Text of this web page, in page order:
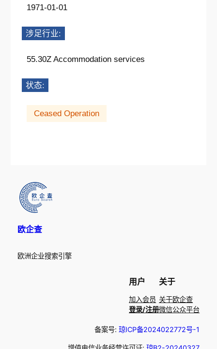
1971-01-01
涉足行业:
55.30Z Accommodation services
状态:
Ceased Operation
欧企查
欧洲企业搜索引擎
用户
加入会员
登录/注册
关于
关于欧企查
微信公众平台
备案号:琼ICP备2024022772号-1